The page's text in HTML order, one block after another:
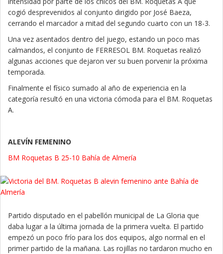
cogió desprevenidos al conjunto dirigido por José Baeza,
cerrando el marcador a mitad del segundo cuarto con un 18-3.
Una vez asentados dentro del juego, estando un poco mas
calmandos, el conjunto de FERRESOL BM. Roquetas realizó
algunas acciones que dejaron ver su buen porvenir la próxima
temporada.
Finalmente el físico sumado al año de experiencia en la
categoría resultó en una victoria cómoda para el BM. Roquetas
A.
ALEVÍN FEMENINO
BM Roquetas B 25-10 Bahía de Almería
Partido disputado en el pabellón municipal de La Gloria que
daba lugar a la última jornada de la primera vuelta. El partido
empezó un poco frío para los dos equipos, algo normal en el
primer partido de la mañana. Las rojillas no tardaron mucho en